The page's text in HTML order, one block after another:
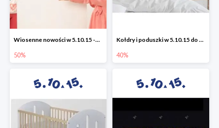
Wiosenne nowości w 5.10.15 -50%
50%
Kołdry i poduszki w 5.10.15 do -40%
40%